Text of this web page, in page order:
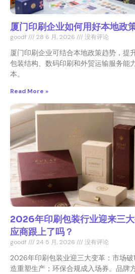
厦门印刷企业如何用好本地政
goodf 28 6 月, 2026 没有评论
厦门印刷企业可结合本地政策趋势，提
包装结构、数码印刷和外贸运输服务能
本。
Read More »
2026年印刷包装行业迎来三
应商跟上了吗？
goodf 24 5 月, 2026 没有评论
2026年印刷包装业迎三大变革：市场破
造重塑生产；环保合规成入场券。品牌